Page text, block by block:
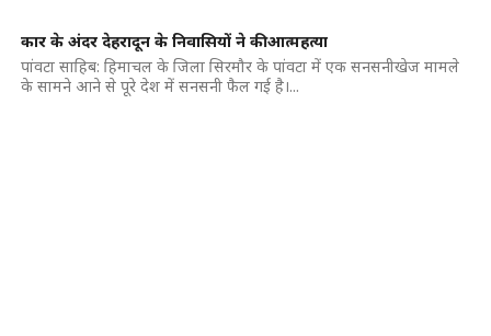
कार के अंदर देहरादून के निवासियों ने की आत्महत्या
पांवटा साहिब: हिमाचल के जिला सिरमौर के पांवटा में एक सनसनीखेज मामले
के सामने आने से पूरे देश में सनसनी फैल गई है।...